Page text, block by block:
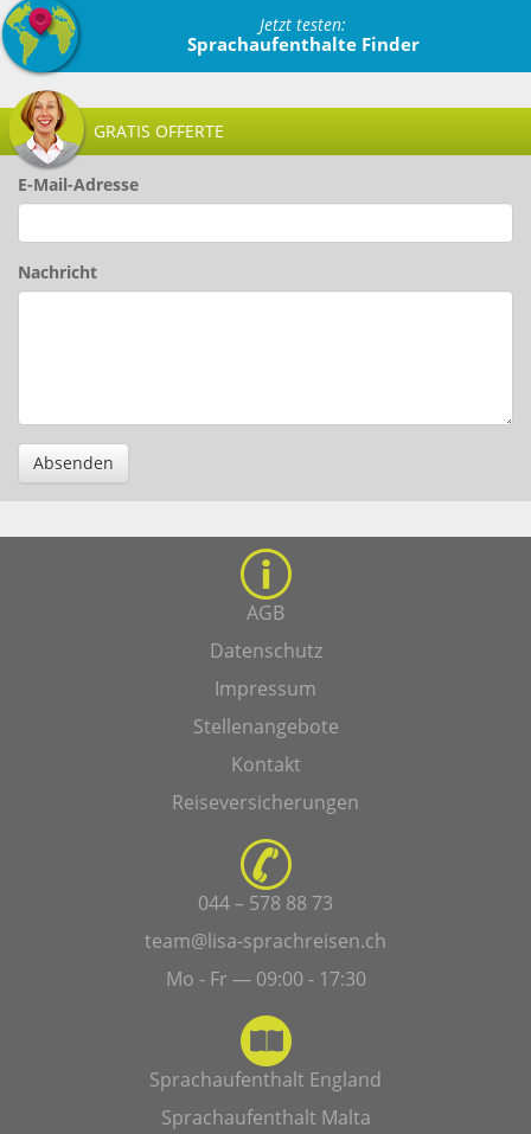
Jetzt testen:
Sprachaufenthalte Finder
GRATIS OFFERTE
E-Mail-Adresse
Nachricht
Absenden
AGB
Datenschutz
Impressum
Stellenangebote
Kontakt
Reiseversicherungen
044 – 578 88 73
team@lisa-sprachreisen.ch
Mo - Fr — 09:00 - 17:30
Sprachaufenthalt England
Sprachaufenthalt Malta